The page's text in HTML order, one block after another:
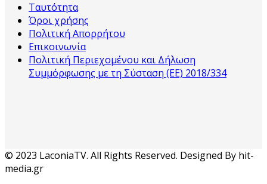
Ταυτότητα
Όροι χρήσης
Πολιτική Απορρήτου
Επικοινωνία
Πολιτική Περιεχομένου και Δήλωση
Συμμόρφωσης με τη Σύσταση (ΕΕ) 2018/334
© 2023 LaconiaTV. All Rights Reserved. Designed By hit-
media.gr